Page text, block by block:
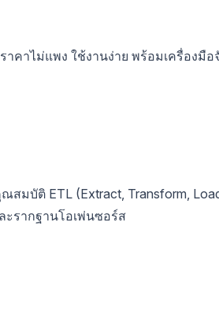
คาไม่แพง ใช้งานง่าย พร้อมเครื่องมือ
มบัติ ETL (Extract, Transform,
รากฐานโอเพ่นซอร์ส